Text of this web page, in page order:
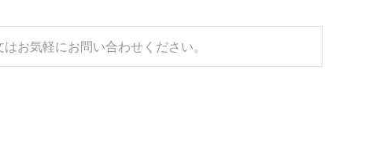
はお気軽にお問い合わせください。